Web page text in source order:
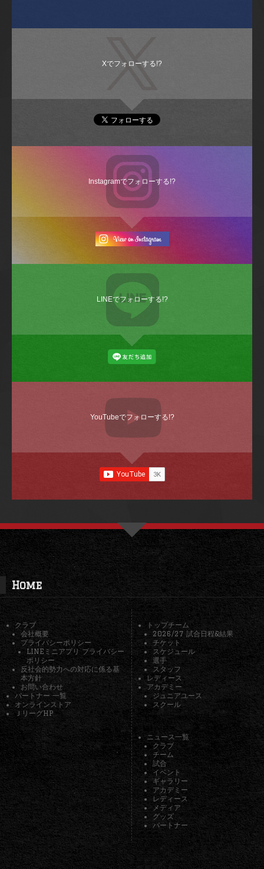
Xでフォローする!?
Instagramでフォローする!?
LINEでフォローする!?
YouTubeでフォローする!?
Home
クラブ
会社概要
プライバシーポリシー
LINEミニアプリ プライバシー
ポリシー
反社会的勢力への対応に係る基
本方針
お問い合わせ
パートナー 一覧
オンラインストア
ＪリーグHP
トップチーム
2026/27 試合日程&結果
チケット
スケジュール
選手
スタッフ
レディース
アカデミー
ジュニアユース
スクール
ニュース一覧
クラブ
チーム
試合
イベント
ギャラリー
アカデミー
レディース
メディア
グッズ
パートナー